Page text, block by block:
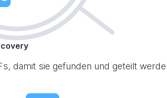
damit sie gefunden und geteilt